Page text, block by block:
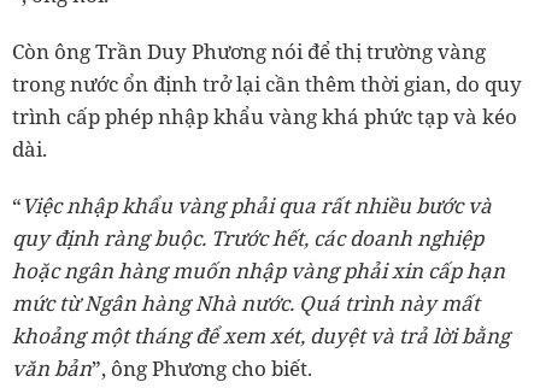
Còn ông Trần Duy Phương nói để thị trường vàng
trong nước ổn định trở lại cần thêm thời gian, do quy
trình cấp phép nhập khẩu vàng khá phức tạp và kéo
dài.
“Việc nhập khẩu vàng phải qua rất nhiều bước và
quy định ràng buộc. Trước hết, các doanh nghiệp
hoặc ngân hàng muốn nhập vàng phải xin cấp hạn
mức từ Ngân hàng Nhà nước. Quá trình này mất
khoảng một tháng để xem xét, duyệt và trả lời bằng
văn bản”, ông Phương cho biết.